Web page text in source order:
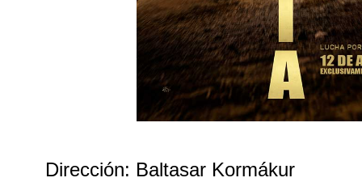
Dirección: Baltasar Kormákur